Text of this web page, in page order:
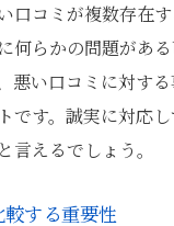
口コミが複数存在
何らかの問題があ
悪い口コミに対す
です。誠実に対応
言えるでしょう。
する重要性